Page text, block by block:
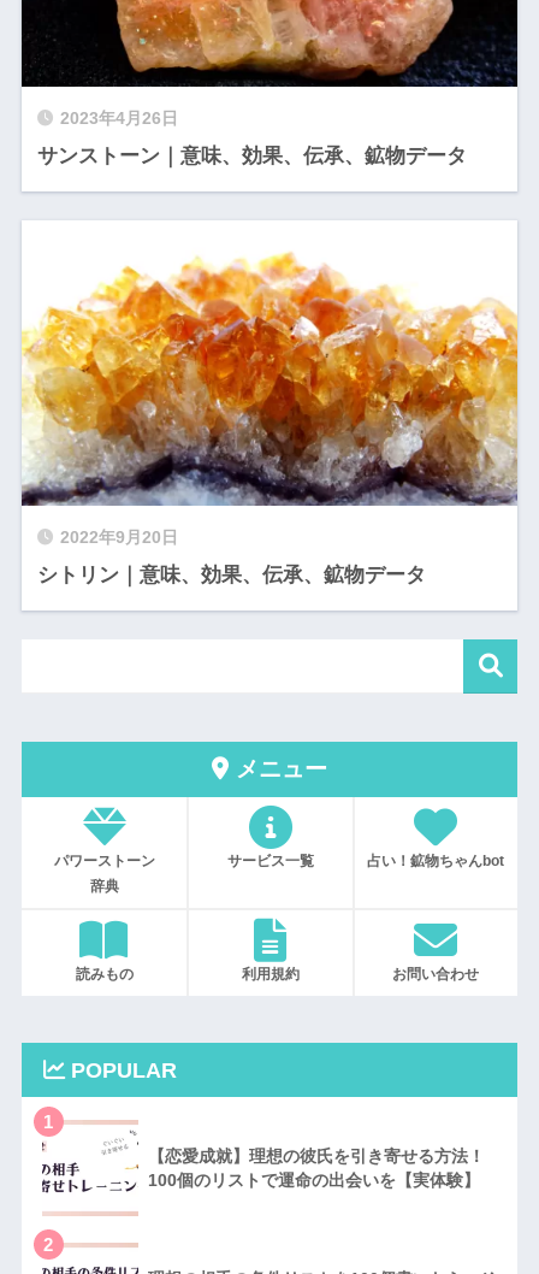
2023年4月26日
サンストーン｜意味、効果、伝承、鉱物データ
2022年9月20日
シトリン｜意味、効果、伝承、鉱物データ
メニュー
パワーストーン
辞典
サービス一覧 占い！鉱物ちゃんbot
読みもの 利用規約 お問い合わせ
POPULAR
1
【恋愛成就】理想の彼氏を引き寄せる方法！
100個のリストで運命の出会いを【実体験】
2